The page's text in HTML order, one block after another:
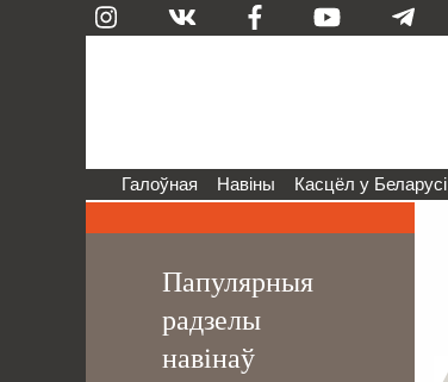
Галоўная Навіны Касцёл у Беларусі
Папулярныя
радзелы
навінаў